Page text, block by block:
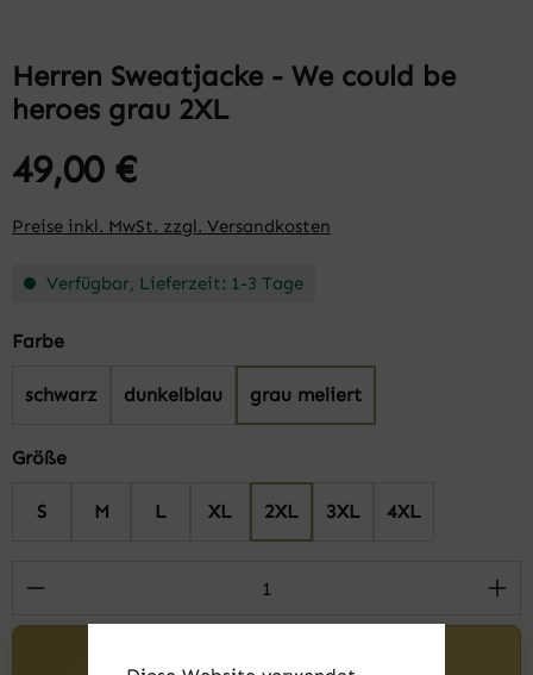
Herren Sweatjacke - We could be
heroes grau 2XL
49,00 €
Preise inkl. MwSt. zzgl. Versandkosten
Verfügbar, Lieferzeit: 1-3 Tage
Farbeauswählen
schwarz dunkelblau grau meliert
Größeauswählen
S M L XL 2XL 3XL 4XL
Produkt Anzahl: Gib den gewünschten